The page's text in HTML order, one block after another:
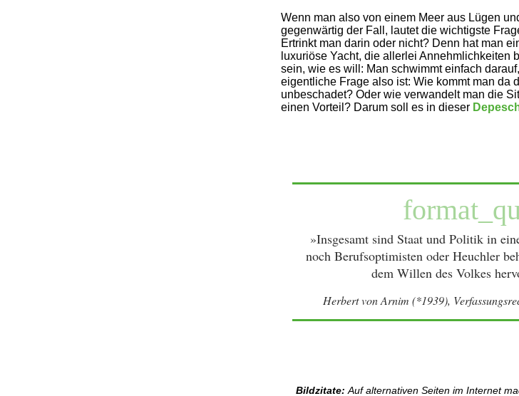
Wenn man also von einem Meer aus Lügen
gegenwärtig der Fall, lautet die wichtigste
Ertrinkt man darin oder nicht? Denn hat man
luxuriöse Yacht, die allerlei Annehmlichkeiten
sein, wie es will: Man schwimmt einfach
eigentliche Frage also ist: Wie kommt man da
unbeschadet? Oder wie verwandelt man die
einen Vorteil? Darum soll es in dieser
»Insgesamt sind Staat und Politik in
noch Berufsoptimisten oder Heuchler
dem Willen des Volkes
Herbert von Arnim (*1939),
Bildzitate: Auf alternativen Seiten im Internet